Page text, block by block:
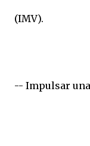
(IMV).
-- Impulsar